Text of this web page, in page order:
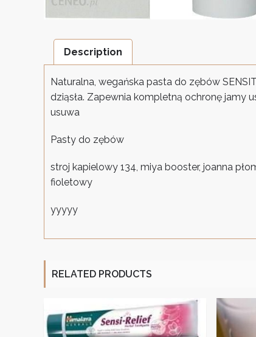
Description
Naturalna, wegańska pasta do zębów
dziąsła. Zapewnia kompletną ochronę jamy
usuwa
Pasty do zębów
stroj kapielowy 134, miya booster, joanna
fioletowy
yyyyy
RELATED PRODUCTS